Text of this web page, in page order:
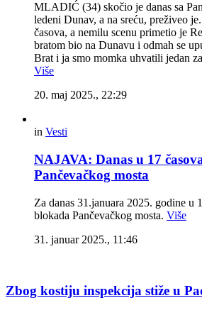
MLADIĆ (34) skočio je danas sa
ledeni Dunav, a na sreću, preživeo
časova, a nemilu scenu primetio je
bratom bio na Dunavu i odmah se
Brat i ja smo momka uhvatili jedan
Više
20. maj 2025., 22:29
in Vesti
NAJAVA: Danas u 17
Pančevačkog mosta
Za danas 31.januara 2025. godine u
blokada Pančevačkog mosta. Više
31. januar 2025., 11:46
Zbog kostiju inspekcija stiže u